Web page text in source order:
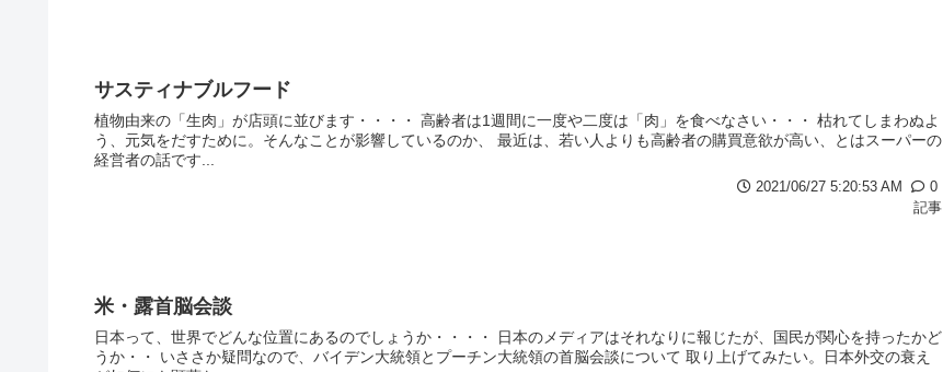
サスティナブルフード
植物由来の「生肉」が店頭に並びます・・・・ 高齢者は1週間に一度や二度は「肉」を食べなさい・・・ 枯れてしまわぬよ
う、元気をだすために。そんなことが影響しているのか、 最近は、若い人よりも高齢者の購買意欲が高い、とはスーパーの
経営者の話です...
2021/06/27 5:20:53 AM
0
記事
米・露首脳会談
日本って、世界でどんな位置にあるのでしょうか・・・・ 日本のメディアはそれなりに報じたが、国民が関心を持ったかど
うか・・ いささか疑問なので、バイデン大統領とプーチン大統領の首脳会談について 取り上げてみたい。日本外交の衰え